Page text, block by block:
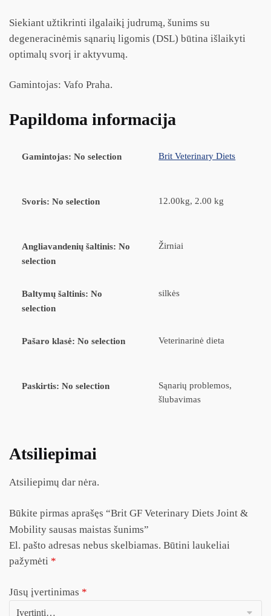
Siekiant užtikrinti ilgalaikį judrumą, šunims su
degeneracinėmis sąnarių ligomis (DSL) būtina išlaikyti
optimalų svorį ir aktyvumą.
Gamintojas: Vafo Praha.
Papildoma informacija
Gamintojas: No selection Brit Veterinary Diets
Svoris: No selection 12.00kg, 2.00 kg
Angliavandenių šaltinis: No
selection
Žirniai
Baltymų šaltinis: No
selection
silkės
Pašaro klasė: No selection Veterinarinė dieta
Paskirtis: No selection
Sąnarių problemos,
šlubavimas
Atsiliepimai
Atsiliepimų dar nėra.
Būkite pirmas aprašęs “Brit GF Veterinary Diets Joint &
Mobility sausas maistas šunims”
El. pašto adresas nebus skelbiamas. Būtini laukeliai
pažymėti *
Jūsų įvertinimas *